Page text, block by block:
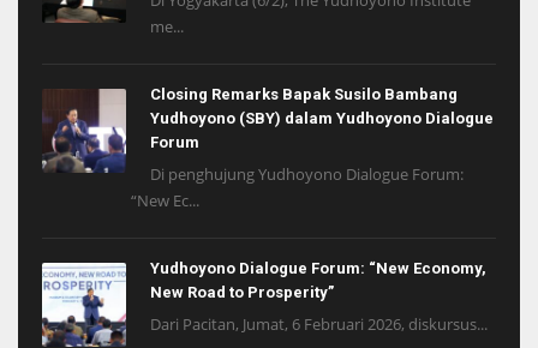
me...
Closing Remarks Bapak Susilo Bambang
Yudhoyono (SBY) dalam Yudhoyono Dialogue
Forum
Di penghujung Yudhoyono Dialogue Forum:
“New Ec...
Yudhoyono Dialogue Forum: “New Economy,
New Road to Prosperity”
Dari Pacitan, Jumat, 6 Februari 2026, diskursus...